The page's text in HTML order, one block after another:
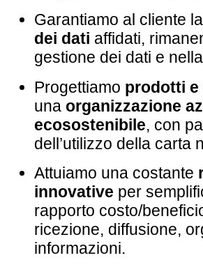
Garantiamo al cliente
dei dati affidati,
gestione dei dati e
Progettiamo prodotti e
una organizzazione
ecosostenibile, con
dell’utilizzo della carta
Attuiamo una costante
innovative per
rapporto costo/
ricezione, diffusione,
informazioni.